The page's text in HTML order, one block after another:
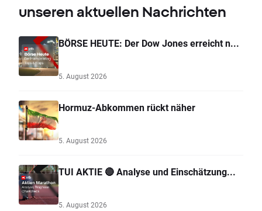
unseren aktuellen Nachrichten
BÖRSE HEUTE: Der Dow Jones erreicht n...
5. August 2026
Hormuz-Abkommen rückt näher
5. August 2026
TUI AKTIE 🔴 Analyse und Einschätzung...
5. August 2026